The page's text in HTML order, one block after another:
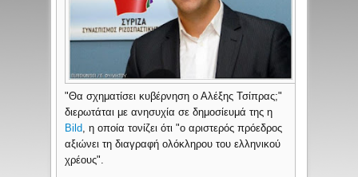
"Θα σχηματίσει κυβέρνηση ο Αλέξης Τσίπρας;"
διερωτάται με ανησυχία σε δημοσίευμά της η
Bild, η οποία τονίζει ότι "ο αριστερός πρόεδρος
αξιώνει τη διαγραφή ολόκληρου του ελληνικού
χρέους".